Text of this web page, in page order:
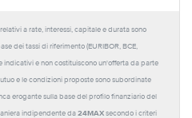
a rate, interessi, capitale e durata sono
dei tassi di riferimento (EURIBOR, BCE,
indicativi e non costituiscono un'offerta da parte
e le condizioni proposte sono subordinate
erogante sulla base del profilo finanziario del
indipendente da 24MAX secondo i criteri